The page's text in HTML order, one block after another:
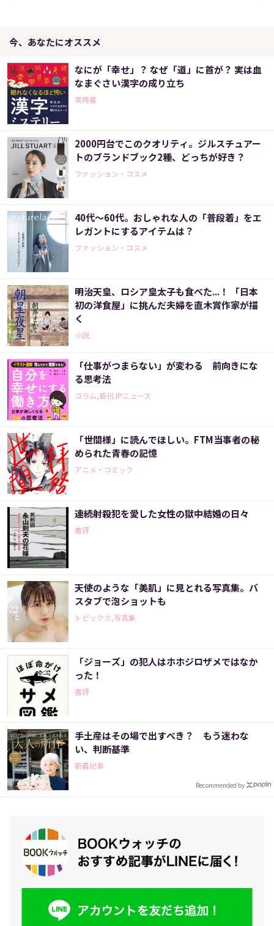
今、あなたにオススメ
なにが「幸せ」？ なぜ「道」に首が？ 実は血
なまぐさい漢字の成り立ち
実用書
2000円台でこのクオリティ。ジルスチュアー
トのブランドブック2種、どっちが好き？
ファッション・コスメ
40代～60代。おしゃれな人の「普段着」をエ
レガントにするアイテムは？
ファッション・コスメ
明治天皇、ロシア皇太子も食べた...！ 「日本
初の洋食屋」に挑んだ夫婦を直木賞作家が描
く
小説
「仕事がつまらない」が変わる 前向きにな
る思考法
コラム,新刊JPニュース
「世間様」に読んでほしい。FTM当事者の秘
められた青春の記憶
アニメ・コミック
連続射殺犯を愛した女性の獄中結婚の日々
書評
天使のような「美肌」に見とれる写真集。バ
スタブで泡ショットも
トピックス,写真集
「ジョーズ」の犯人はホホジロザメではなか
った！
書評
手土産はその場で出すべき？ もう迷わな
い、判断基準
新着記事
Recommended by